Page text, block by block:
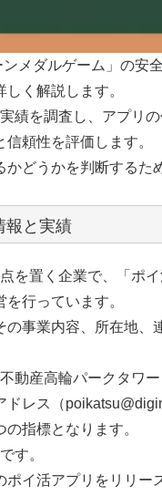
メダルゲーム」の安
く解説します。
績を調査し、アプリ
頼性を評価します。
どうかを判断するた
報と実績
を置く企業で、「ポ
行っています。
事業内容、所在地、
動産高輪パークタワ
レス（
指標となります。
す。
イ活アプリをリリー